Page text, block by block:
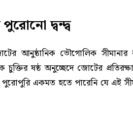
দ্বন্দ্ব
আনুষ্ঠানিক ভৌগোলিক সীমানার
ষষ্ঠ অনুচ্ছেদে জোটের
পুরোপুরি একমত হতে পারেনি যে এই